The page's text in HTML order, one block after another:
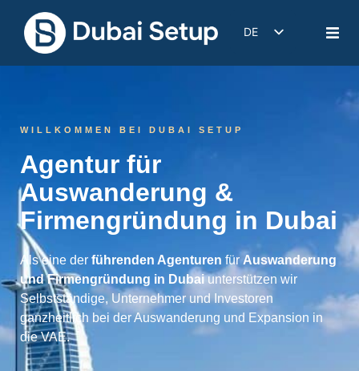
DE
WILLKOMMEN BEI DUBAI SETUP
Agentur für
Auswanderung &
Firmengründung in Dubai
Als eine der führenden Agenturen für Auswanderung
und Firmengründung in Dubaiunterstützen wir
Selbstständige, Unternehmer und Investoren
ganzheitlich bei der Auswanderung und Expansion in
die VAE.